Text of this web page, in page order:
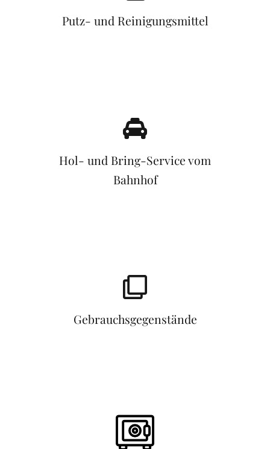
Putz- und Reinigungsmittel
Hol- und Bring-Service vom
Bahnhof
Gebrauchsgegenstände